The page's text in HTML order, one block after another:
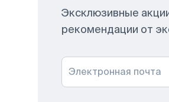
Эксклюзивные
рекомендации от
Электронная почта